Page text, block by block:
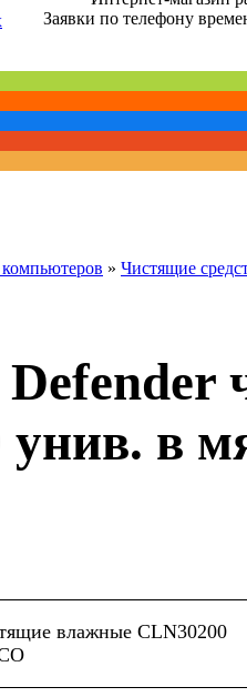
Заявки по телефону
» Чистящие
унив. в